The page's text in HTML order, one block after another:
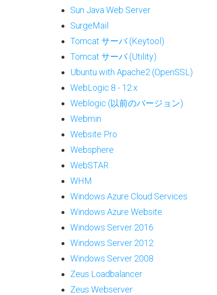
Sun Java Web Server
SurgeMail
Tomcat サーバ (Keytool)
Tomcat サーバ (Utility)
Ubuntu with Apache2 (OpenSSL)
WebLogic 8 - 12.x
Weblogic (以前のバージョン)
Webmin
Website Pro
Websphere
WebSTAR
WHM
Windows Azure Cloud Services
Windows Azure Website
Windows Server 2016
Windows Server 2012
Windows Server 2008
Zeus Loadbalancer
Zeus Webserver